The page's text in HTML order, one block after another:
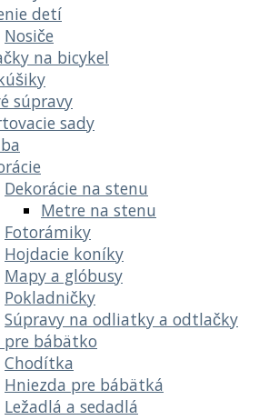
detí
Nosiče
na bicykel
súpravy
sady
Dekorácie na stenu
Metre na stenu
Fotorámiky
Hojdacie koníky
Mapy a glóbusy
Pokladničky
Súpravy na odliatky a odtlačky
pre bábätko
Chodítka
Hniezda pre bábätká
Ležadlá a sedadlá